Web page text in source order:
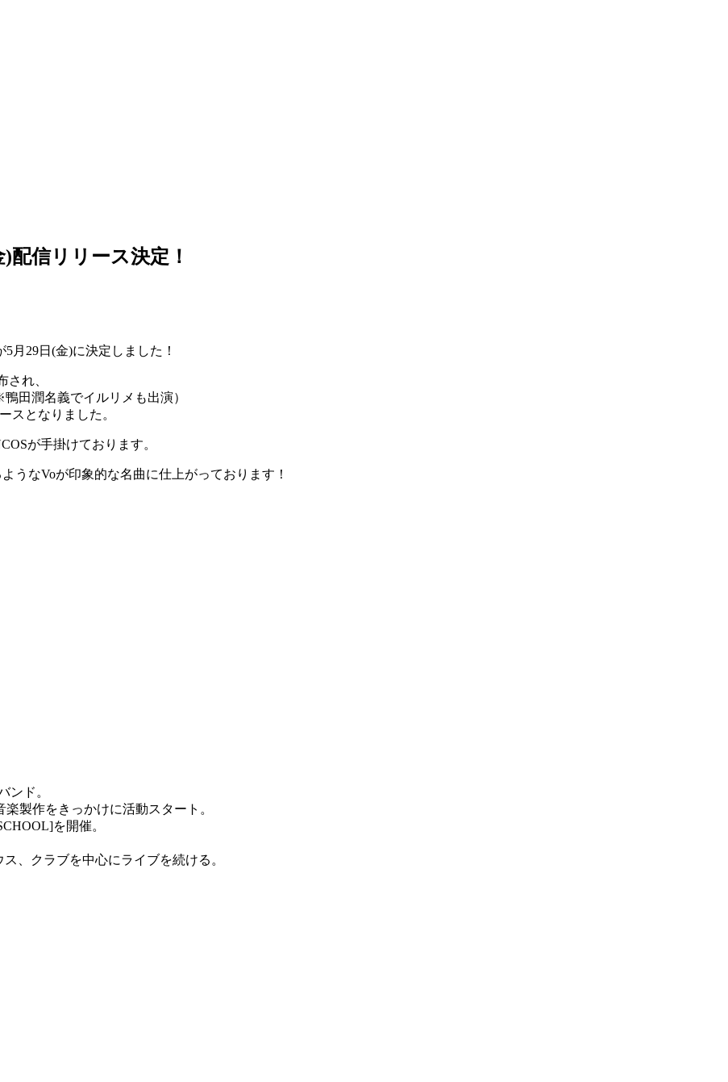
配信リリース決定！
月29日(金)に決定しました！
され、
田潤名義でイルリメも出演）
スとなりました。
が手掛けております。
うなVoが印象的な名曲に仕上がっております！
ンド。
製作をきっかけに活動スタート。
を開催。
、クラブを中心にライブを続ける。